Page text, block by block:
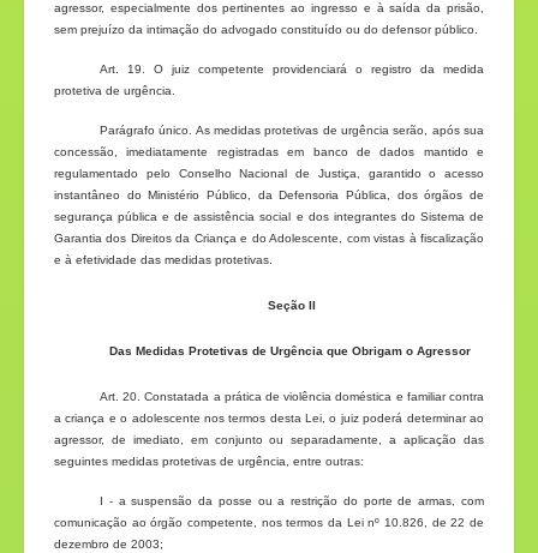
agressor, especialmente dos pertinentes ao ingresso e à saída da prisão,
sem prejuízo da intimação do advogado constituído ou do defensor público.
Art. 19. O juiz competente providenciará o registro da medida
protetiva de urgência.
Parágrafo único. As medidas protetivas de urgência serão, após sua
concessão, imediatamente registradas em banco de dados mantido e
regulamentado pelo Conselho Nacional de Justiça, garantido o acesso
instantâneo do Ministério Público, da Defensoria Pública, dos órgãos de
segurança pública e de assistência social e dos integrantes do Sistema de
Garantia dos Direitos da Criança e do Adolescente, com vistas à fiscalização
e à efetividade das medidas protetivas.
Seção II
Das Medidas Protetivas de Urgência que Obrigam o Agressor
Art. 20. Constatada a prática de violência doméstica e familiar contra
a criança e o adolescente nos termos desta Lei, o juiz poderá determinar ao
agressor, de imediato, em conjunto ou separadamente, a aplicação das
seguintes medidas protetivas de urgência, entre outras:
I - a suspensão da posse ou a restrição do porte de armas, com
comunicação ao órgão competente, nos termos da Lei nº 10.826, de 22 de
dezembro de 2003;